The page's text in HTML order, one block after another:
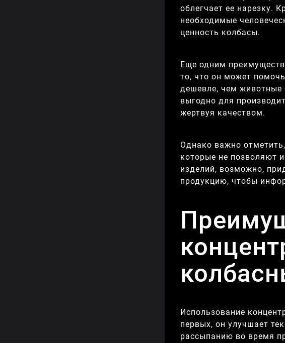
облегчает ее нарезку.
необходимые
ценность колбасы.
Еще одним
то, что он может
дешевле, чем животные
выгодно для
жертвуя качеством.
Однако важно
которые не позволяют
изделий, возможно,
продукцию, чтобы
Использование
первых, он улучшает
рассыпанию во время